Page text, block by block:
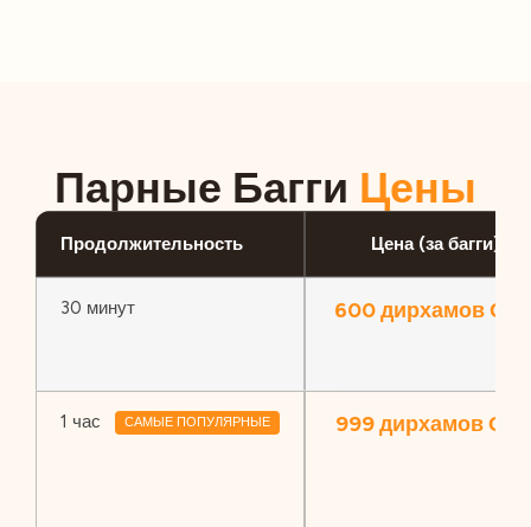
Парные Багги Цены
Продолжительность Цена (за багги)
30 минут 600 дирхамов
1 час САМЫЕ ПОПУЛЯРНЫЕ 999 дирхамов